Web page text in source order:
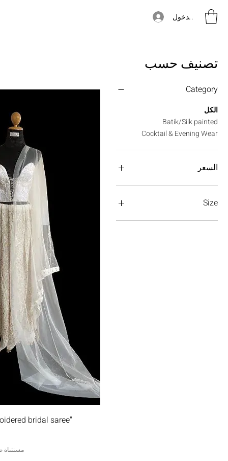
تسجيل الدخول
تصنيف حسب
Category
الكل
Batik/Silk painted
Cocktail & Evening Wear
السعر
Size
04
العرض
"Sarita" Silk fully embroidered bridal saree
مستثناة